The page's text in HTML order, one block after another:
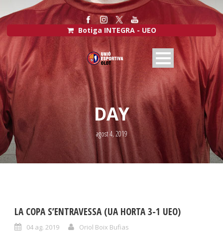
Botiga INTEGRA - UEO
DAY
agost 4, 2019
LA COPA S’ENTRAVESSA (UA HORTA 3-1 UEO)
04 ag. 2019 Oriol Boix Bufias